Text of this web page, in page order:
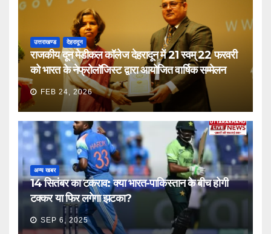
उत्तराखण्ड देहरादून
राजकीय दून मेडीकल कॉलेज देहरादून में 21 स्वम् 22 फरवरी
को भारत के नेफ्रोलॉजिस्ट द्वारा आयोजित वार्षिक सम्मेलन
FEB 24, 2026
अन्य खबर
14 सितंबर का टकराव: क्या भारत-पाकिस्तान के बीच होगी
टक्कर या फिर लगेगा झटका?
SEP 6, 2025